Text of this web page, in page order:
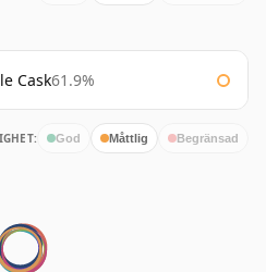
Cask61.9%
God Måttlig Begränsad